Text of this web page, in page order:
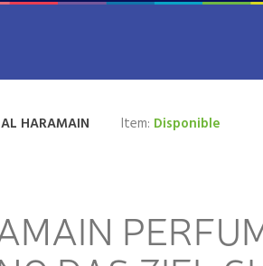
AL HARAMAIN Item: Disponible